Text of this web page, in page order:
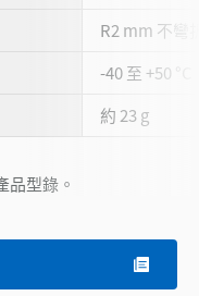
R2 mm 不彎
-40 至 +50 °C
約 23 g
品型錄。